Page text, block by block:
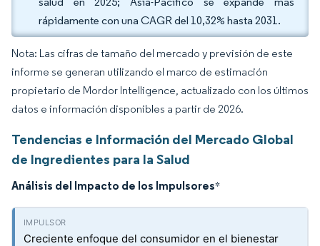
rápidamente con una CAGR del 10,32% hasta 2031.
Nota: Las cifras de tamaño del mercado y previsión de este
informe se generan utilizando el marco de estimación
propietario de Mordor Intelligence, actualizado con los últimos
datos e información disponibles a partir de 2026.
Tendencias e Información del Mercado Global
de Ingredientes para la Salud
Análisis del Impacto de los Impulsores*
Creciente enfoque del consumidor en el bienestar